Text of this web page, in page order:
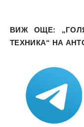
ВИЖ ОЩЕ:
ТЕХНИКА“ НА